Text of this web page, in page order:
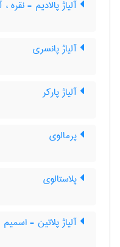
آلیاژ پالادیم - نقره ،
آلیاژ پانسری
آلیاژ پارکر
پرمالوی
پلاستالوی
آلیاژ پلاتین - اسمیم